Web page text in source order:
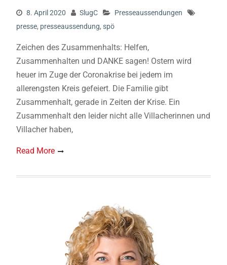
8. April 2020 SlugC
Presseaussendungen
presse, presseaussendung, spö
Zeichen des Zusammenhalts: Helfen,
Zusammenhalten und DANKE sagen! Ostern wird
heuer im Zuge der Coronakrise bei jedem im
allerengsten Kreis gefeiert. Die Familie gibt
Zusammenhalt, gerade in Zeiten der Krise. Ein
Zusammenhalt den leider nicht alle Villacherinnen und
Villacher haben,
Read More